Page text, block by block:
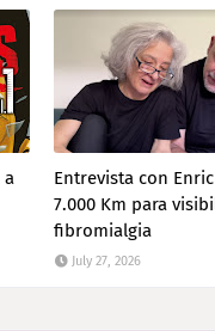
Entrevista con
7.000 Km para
fibromialgia
July 27, 2026